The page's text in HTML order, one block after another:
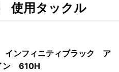
使用タックル
インフィニティブラック ア
ン 610H